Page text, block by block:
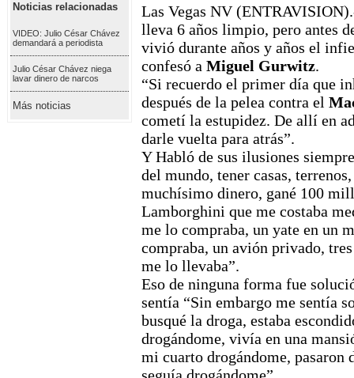
Noticias relacionadas
VIDEO: Julio César Chávez
demandará a periodista
Julio César Chávez niega
lavar dinero de narcos
Más noticias
Las Vegas NV
lleva 6 años limpio, pero antes
vivió durante años y años el
confesó a Miguel Gurwitz.
“Si recuerdo el primer día que
después de la pelea contra el
cometí la estupidez. De allí en
darle vuelta para atrás”.
Y Habló de sus ilusiones
del mundo, tener casas,
muchísimo dinero, gané 100
Lamborghini que me costaba
me lo compraba, un yate en un
compraba, un avión privado,
me lo llevaba”.
Eso de ninguna forma fue
sentía “Sin embargo me sentía
busqué la droga, estaba
drogándome, vivía en una
mi cuarto drogándome, pasaron